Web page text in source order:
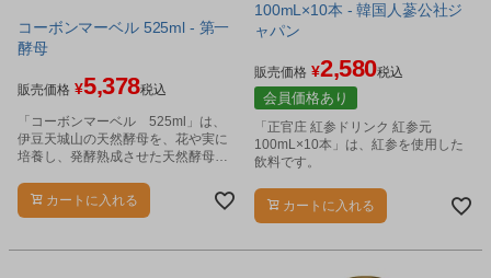
コーボンマーベル 525ml - 第一
酵母
販売価格 ¥5,378税込
「コーボンマーベル 525ml」は、
伊豆天城山の天然酵母を、花や実に
培養し、発酵熟成させた天然酵母飲
カートに入れる
100mL×10本 - 韓国人蔘公社ジ
ャパン
販売価格 ¥2,580税込
会員価格あり
「正官庄 紅参ドリンク 紅参元
100mL×10本」は、紅参を使用した
飲料です。
カートに入れる